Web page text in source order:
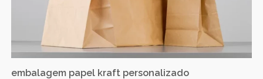
embalagem papel kraft personalizado